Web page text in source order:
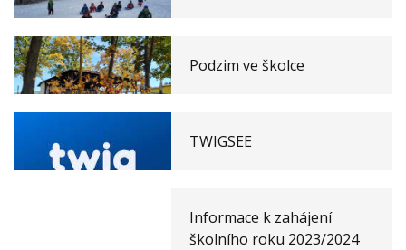
Podzim ve školce
TWIGSEE
Informace k zahájení
školního roku 2023/2024